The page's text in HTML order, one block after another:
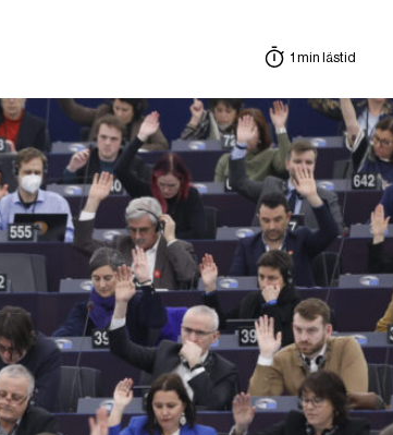
1 min lästid